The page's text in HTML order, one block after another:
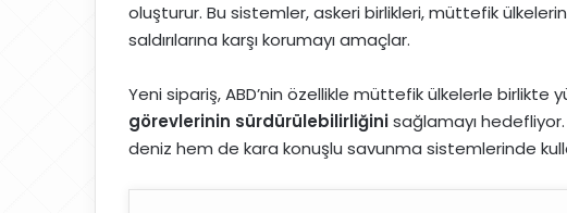
oluşturur. Bu sistemler, askeri birlikleri, müttefik
saldırılarına karşı korumayı amaçlar.
Yeni sipariş, ABD’nin özellikle müttefik ülkelerle birlikte
görevlerinin sürdürülebilirliğinisağlamayı
deniz hem de kara konuşlu savunma sistemlerinde